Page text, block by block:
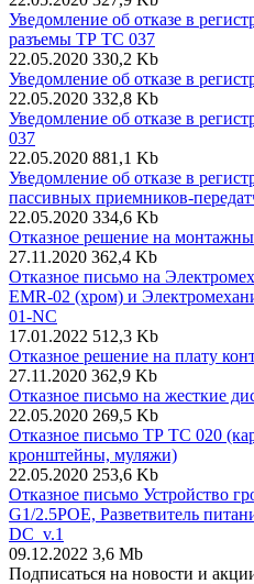
Уведомление об отказе в
разъемы ТР ТС 037
22.05.2020 330,2 Kb
Уведомление об отказе в
22.05.2020 332,8 Kb
Уведомление об отказе в
037
22.05.2020 881,1 Kb
Уведомление об отказе в
пассивных приемников-
22.05.2020 334,6 Kb
Отказное решение на
27.11.2020 362,4 Kb
Отказное письмо на
EMR-02 (хром) и
01-NC
17.01.2022 512,3 Kb
Отказное решение на плату
27.11.2020 362,9 Kb
Отказное письмо на жесткие
22.05.2020 269,5 Kb
Отказное письмо ТР ТС 020
кронштейны, муляжи)
22.05.2020 253,6 Kb
Отказное письмо Устройство
G1/2.5POE, Разветвитель
DC_v.1
09.12.2022 3,6 Mb
Подписаться на новости и